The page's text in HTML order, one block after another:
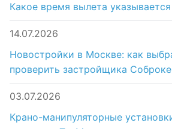
Какое время вылета
14.07.2026
Новостройки в Москве: как
проверить застройщика
03.07.2026
Крано-манипуляторные